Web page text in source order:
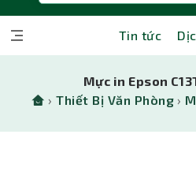
Tin tức
Mực in Epson
›Thiết Bị Văn Phòng ›